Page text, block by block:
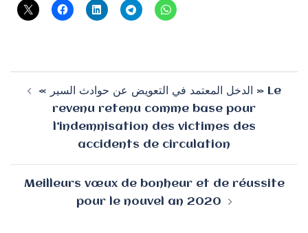
d’article
« الدخل المعتمد في التعويض عن حوادث السير » Le
revenu retenu comme base pour
l’indemnisation des victimes des
accidents de circulation
Meilleurs vœux de bonheur et de réussite
pour le nouvel an 2020